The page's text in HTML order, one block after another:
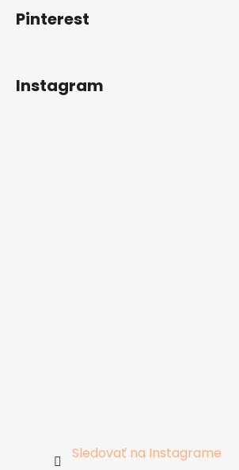
Pinterest
Instagram
Sledovať na Instagrame